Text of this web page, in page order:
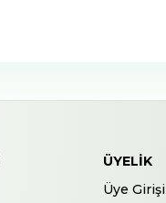
ÜYELIK
Üye Girişi